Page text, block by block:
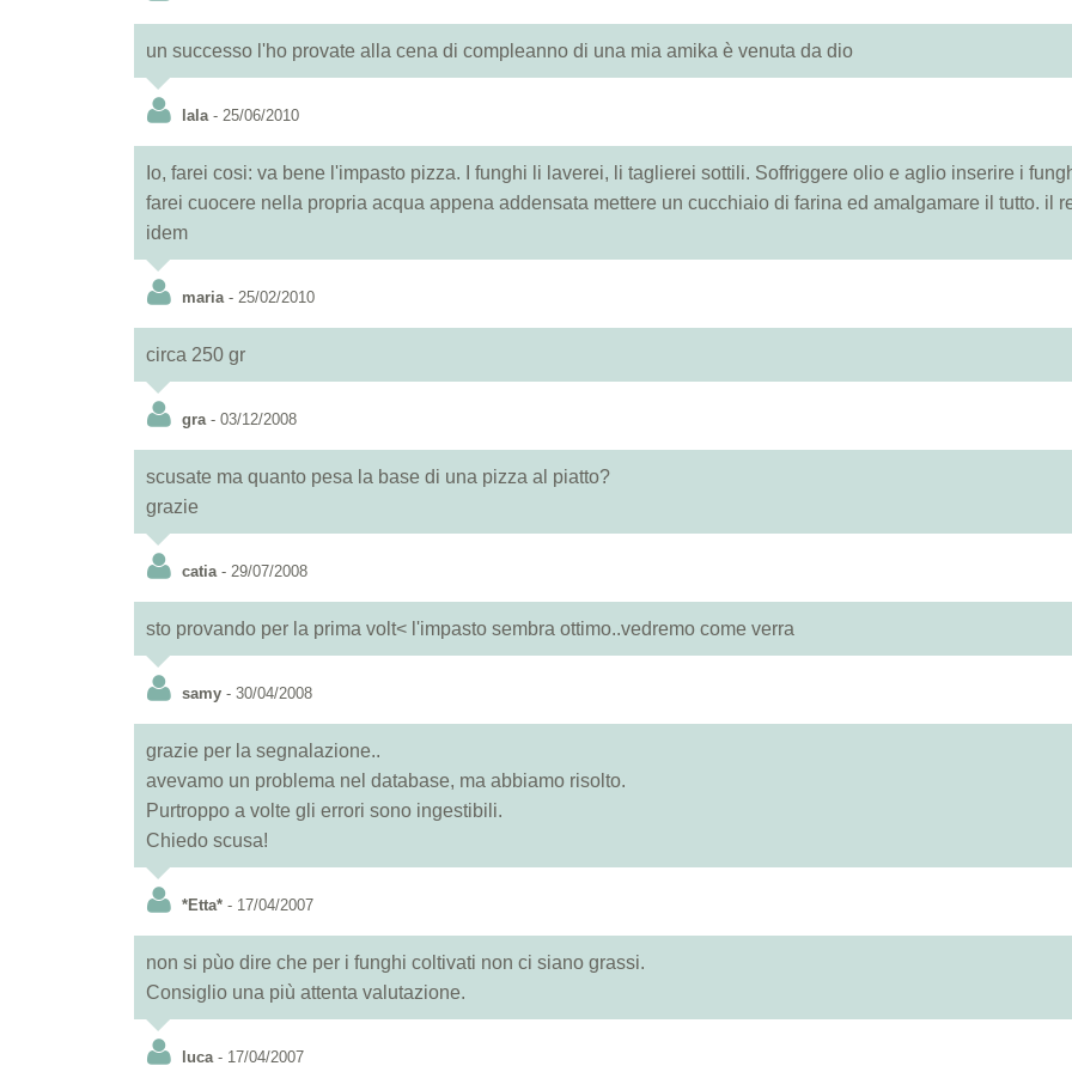
un successo l'ho provate alla cena di compleanno di una mia amika è venuta da dio
lala - 25/06/2010
Io, farei cosi: va bene l'impasto pizza. I funghi li laverei, li taglierei sottili. Soffriggere olio e aglio inserire i
farei cuocere nella propria acqua appena addensata mettere un cucchiaio di farina ed amalgamare il tutto. il
idem
maria - 25/02/2010
circa 250 gr
gra - 03/12/2008
scusate ma quanto pesa la base di una pizza al piatto?
grazie
catia - 29/07/2008
sto provando per la prima volt< l'impasto sembra ottimo..vedremo come verra
samy - 30/04/2008
grazie per la segnalazione..
avevamo un problema nel database, ma abbiamo risolto.
Purtroppo a volte gli errori sono ingestibili.
Chiedo scusa!
*Etta* - 17/04/2007
non si pùo dire che per i funghi coltivati non ci siano grassi.
Consiglio una più attenta valutazione.
luca - 17/04/2007